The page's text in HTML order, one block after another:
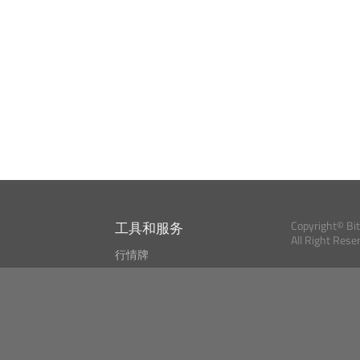
工具和服务
行情牌
Copyright©
All Right